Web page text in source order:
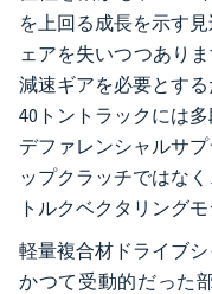
を上回る成長を示す
ェアを失いつつあり
減速ギアを必要とす
40トントラックには
デファレンシャルサ
ップクラッチではな
トルクベクタリング
軽量複合材ドライブ
かつて受動的だった